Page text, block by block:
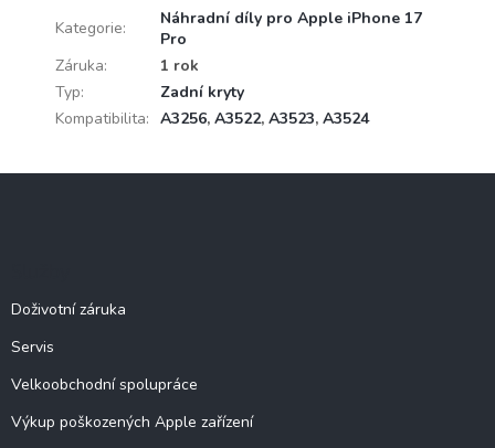
Kategorie:
Náhradní díly pro Apple iPhone 17
Pro
Záruka:
1 rok
Typ:
Zadní kryty
Kompatibilita: A3256, A3522, A3523, A3524
Doživotní záruka
Servis
Velkoobchodní spolupráce
Výkup poškozených Apple zařízení